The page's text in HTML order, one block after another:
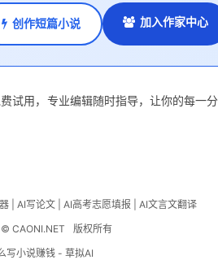
创作短篇小说 加入作家中心
试用，专业编辑随时指导，让你的每一
AI写论文 AI高考志愿填报
AI文言文翻译
CAONI.NET
版权所有
写小说赚钱 - 草拟AI